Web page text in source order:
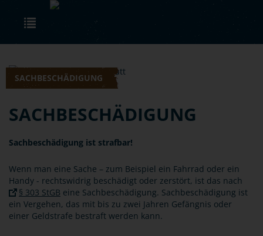
Skip to main content
SACHBESCHÄDIGUNG
SACHBESCHÄDIGUNG
Sachbeschädigung ist strafbar!
Wenn man eine Sache – zum Beispiel ein Fahrrad oder ein
Handy - rechtswidrig beschädigt oder zerstört, ist das nach
§ 303 StGB eine Sachbeschädigung. Sachbeschädigung ist
ein Vergehen, das mit bis zu zwei Jahren Gefängnis oder
einer Geldstrafe bestraft werden kann.